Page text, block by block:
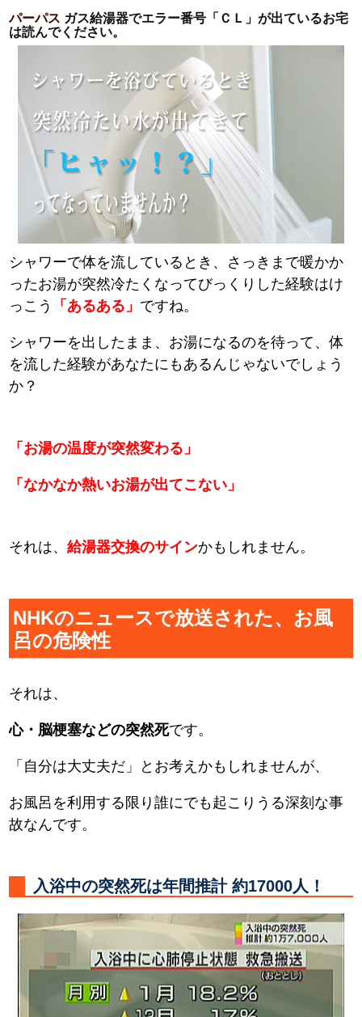
パーパス ガス給湯器でエラー番号「ＣＬ」が出ているお宅
は読んでください。
シャワーで体を流しているとき、さっきまで暖かか
ったお湯が突然冷たくなってびっくりした経験はけ
っこう
「あるある」 ですね。
シャワーを出したまま、お湯になるのを待って、体
を流した経験があなたにもあるんじゃないでしょう
か？
「お湯の温度が突然変わる」
「なかなか熱いお湯が出てこない」
それは、給湯器交換のサインかもしれません。
NHKのニュースで放送された、お風
呂の危険性
それは、
心・脳梗塞などの突然死です。
「自分は大丈夫だ」とお考えかもしれませんが、
お風呂を利用する限り誰にでも起こりうる深刻な事
故なんです。
入浴中の突然死は年間推計 約17000人！